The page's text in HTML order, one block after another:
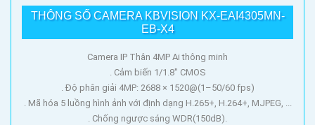
THÔNG SỐ CAMERA KBVISION KX-EAI4305MN-
EB-X4
Camera IP Thân 4MP Ai thông minh
. Cảm biến 1/1.8" CMOS
. Độ phân giải 4MP: 2688 × 1520@(1–50/60 fps)
. Mã hóa 5 luồng hình ảnh với định dạng H.265+, H.264+, MJPEG, ...
. Chống ngược sáng WDR(150dB).